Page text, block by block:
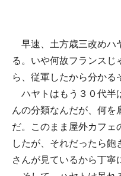
早速、土方歳三改めハ
る。いや何故フランスじ
ら、従軍したから分かる
ハヤトはもう３０代半
んの分類なんだが、何を
だ。このまま屋外カフェ
したが、それだったら飽
さんが見ているから丁寧